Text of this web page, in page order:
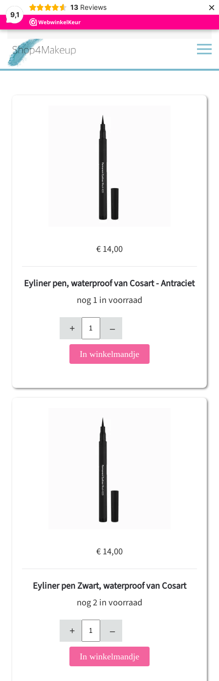
9,1
13 Reviews ×
Terug naar hoofdinhoud
€ 14,00
Eyliner pen, waterproof van Cosart - Antraciet
nog 1 in voorraad
+ –
In winkelmandje
€ 14,00
Eyliner pen Zwart, waterproof van Cosart
nog 2 in voorraad
+ –
In winkelmandje